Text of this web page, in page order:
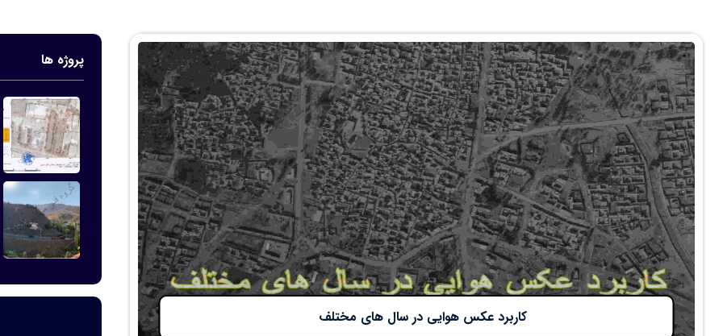
کاربرد عکس هوایی در سال های مختلف
پروژه ها